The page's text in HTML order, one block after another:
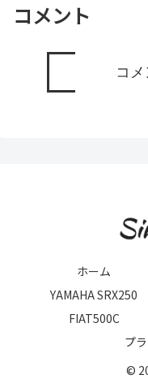
コメント
コ
ホーム
YAMAHA SRX250
FIAT500C
プ
©